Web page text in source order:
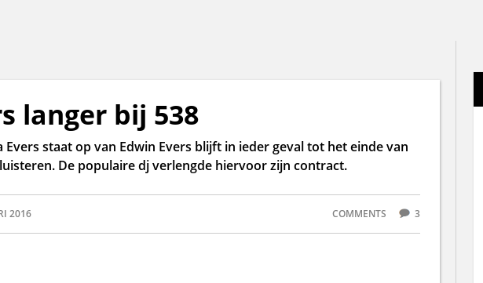
langer bij 538
staat op van Edwin Evers blijft in ieder geval tot het einde van
De populaire dj verlengde hiervoor zijn contract.
2016 COMMENTS 3